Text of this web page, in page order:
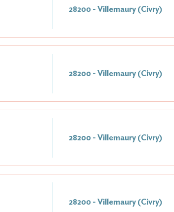
28200 - Villemaury (Civry)
28200 - Villemaury (Civry)
28200 - Villemaury (Civry)
28200 - Villemaury (Civry)